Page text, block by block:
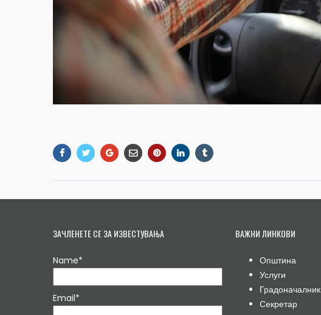
ЗАЧЛЕНЕТЕ СЕ ЗА ИЗВЕСТУВАЊА
Name*
Email*
ВАЖНИ ЛИНКОВИ
Општина
Услуги
Градоначалник
Секретар